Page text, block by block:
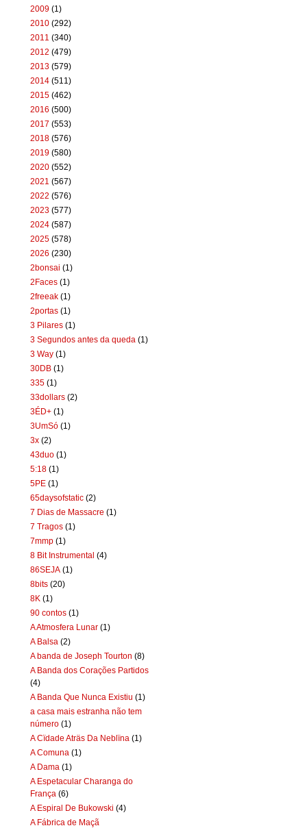
2009 (1)
2010 (292)
2011 (340)
2012 (479)
2013 (579)
2014 (511)
2015 (462)
2016 (500)
2017 (553)
2018 (576)
2019 (580)
2020 (552)
2021 (567)
2022 (576)
2023 (577)
2024 (587)
2025 (578)
2026 (230)
2bonsai (1)
2Faces (1)
2freeak (1)
2portas (1)
3 Pilares (1)
3 Segundos antes da queda (1)
3 Way (1)
30DB (1)
335 (1)
33dollars (2)
3ÉD+ (1)
3UmSó (1)
3x (2)
43duo (1)
5:18 (1)
5PE (1)
65daysofstatic (2)
7 Dias de Massacre (1)
7 Tragos (1)
7mmp (1)
8 Bit Instrumental (4)
86SEJA (1)
8bits (20)
8K (1)
90 contos (1)
A Atmosfera Lunar (1)
A Balsa (2)
A banda de Joseph Tourton (8)
A Banda dos Corações Partidos
(4)
A Banda Que Nunca Existiu (1)
a casa mais estranha não tem
número (1)
A Cïdade Aträs Da Neblïna (1)
A Comuna (1)
A Dama (1)
A Espetacular Charanga do
França (6)
A Espiral De Bukowski (4)
A Fábrica de Maçã